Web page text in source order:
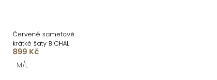
Červené sametové
krátké šaty BICHAL
899 Kč
M/L